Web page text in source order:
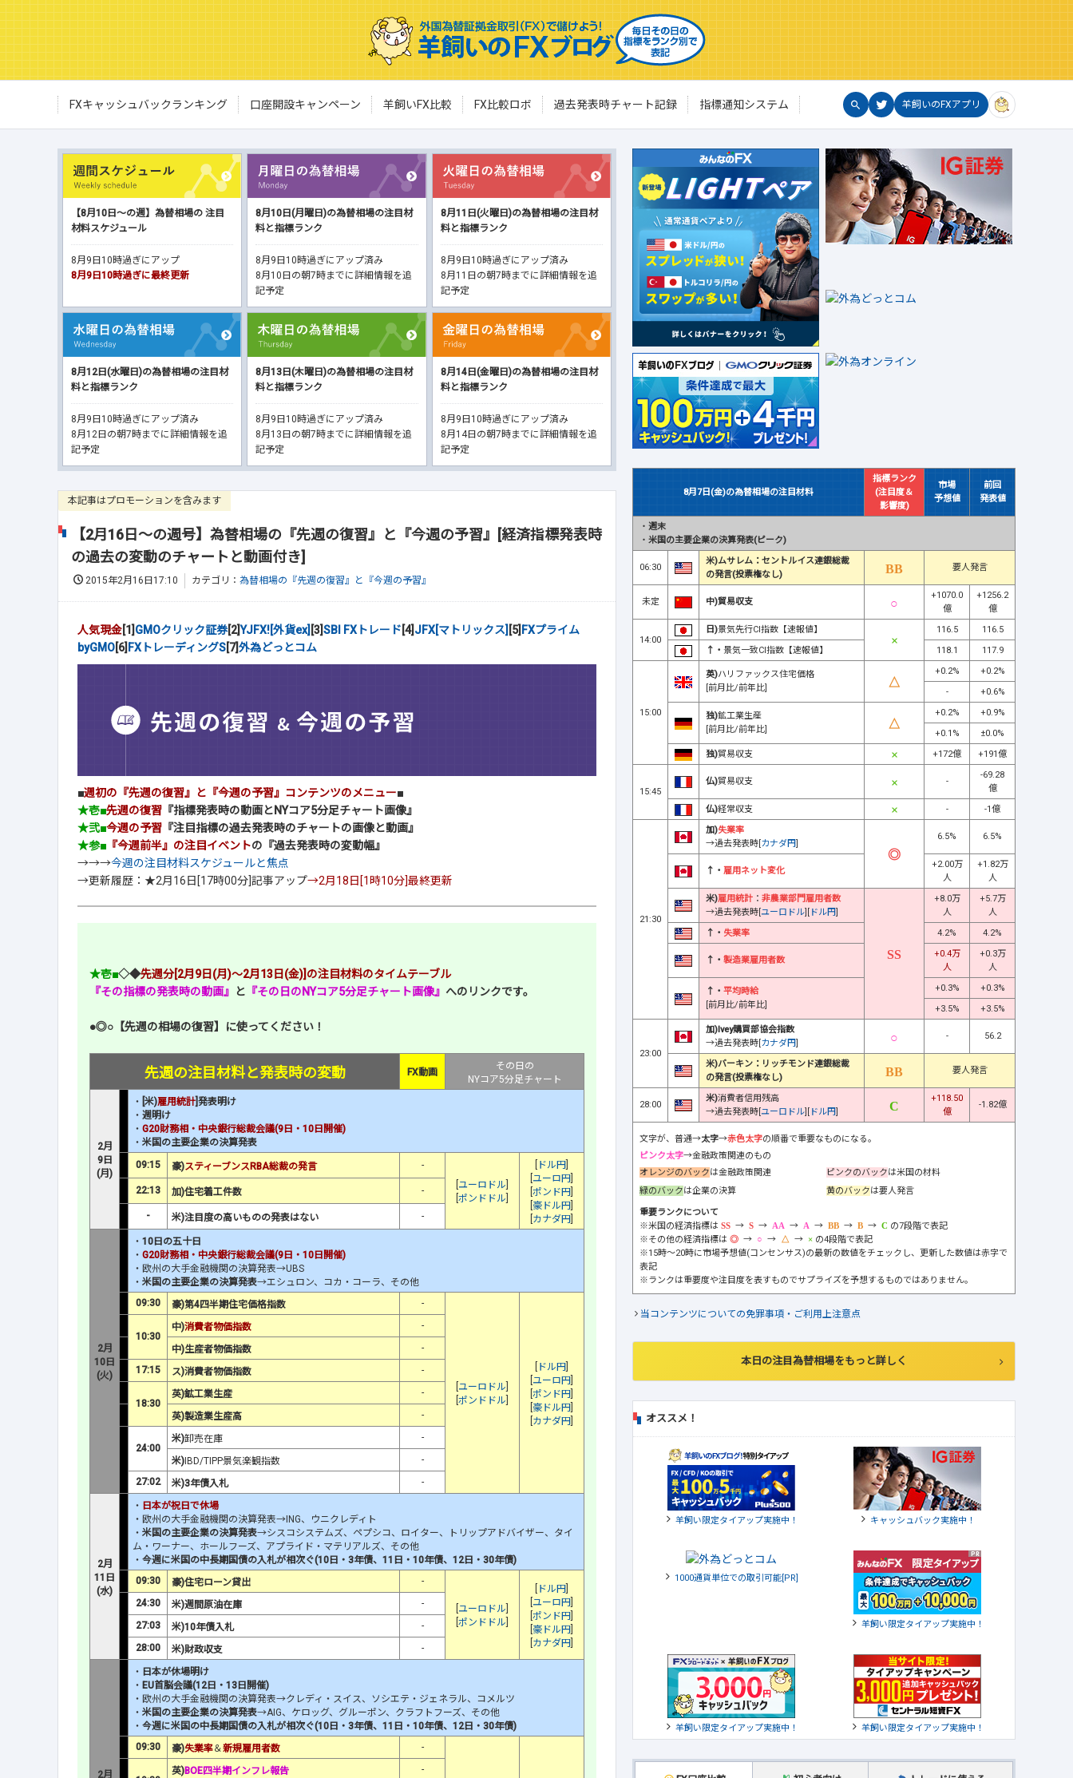
FXキャッシュバックランキング 口座開設キャンペーン 羊飼いFX比較 FX比較ロボ 過去発表時チャート記録 指標通知システム 羊飼いのFXアプリ
【8月10日～の週】為替相場の 注目
材料スケジュール
8月9日10時過ぎにアップ
8月9日10時過ぎに最終更新
8月10日(月曜日)の為替相場の注目材
料と指標ランク
8月9日10時過ぎにアップ済み
8月10日の朝7時までに詳細情報を追
記予定
8月11日(火曜日)の為替相場の注目材
料と指標ランク
8月9日10時過ぎにアップ済み
8月11日の朝7時までに詳細情報を追
記予定
8月12日(水曜日)の為替相場の注目材
料と指標ランク
8月9日10時過ぎにアップ済み
8月12日の朝7時までに詳細情報を追
記予定
8月13日(木曜日)の為替相場の注目材
料と指標ランク
8月9日10時過ぎにアップ済み
8月13日の朝7時までに詳細情報を追
記予定
8月14日(金曜日)の為替相場の注目材
料と指標ランク
8月9日10時過ぎにアップ済み
8月14日の朝7時までに詳細情報を追
記予定
本記事はプロモーションを含みます
【2月16日～の週号】為替相場の『先週の復習』と『今週の予習』[経済指標発表時
の過去の変動のチャートと動画付き]
2015年2月16日17:10 カテゴリ： 為替相場の『先週の復習』と『今週の予習』
人気現金[1] GMOクリック証券[2]YJFX![外貨ex] [3]SBI FXトレード [4] JFX[マトリックス] [5] FXプライム
byGMO[6] FXトレーディングS[7]外為どっとコム
■週初の『先週の復習』と『今週の予習』コンテンツのメニュー■
★壱■先週の復習 『指標発表時の動画とNYコア5分足チャート画像』
★弐■今週の予習 『注目指標の過去発表時のチャートの画像と動画』
★参■ 『今週前半』の注目イベントの『過去発表時の変動幅』
→→→今週の注目材料スケジュールと焦点
→更新履歴：★2月16日[17時00分]記事アップ→2月18日[1時10分]最終更新
★壱■◇◆先週分[2月9日(月)～2月13日(金)]の注目材料のタイムテーブル
『その指標の発表時の動画』
と 『その日のNYコア5分足チャート画像』 へのリンクです。
●◎○【先週の相場の復習】に使ってください！
先週の注目材料と発表時の変動 FX動画
その日の
NYコア5分足チャート
2月
9日
(月)
・ [米)雇用統計 ]発表明け
・ 週明け
・ G20財務相・中央銀行総裁会議(9日・10日開催)
・ 米国の主要企業の決算発表
09:15
豪)スティーブンスRBA総裁の発言
-
ユーロドル
ポンドドル
ドル円
ユーロ円
ポンド円
豪ドル円
カナダ円
22:13 加)住宅着工件数 -
- 米)注目度の高いものの発表はない -
2月
10日
(火)
・ 10日の五十日
・ G20財務相・中央銀行総裁会議(9日・10日開催)
・欧州の大手金融機関の決算発表→UBS
・ 米国の主要企業の決算発表→エシュロン、コカ・コーラ、その他
09:30
豪)第4四半期住宅価格指数 -
ユーロドル
ポンドドル
ドル円
ユーロ円
ポンド円
豪ドル円
カナダ円
10:30
中)消費者物価指数 -
中)生産者物価指数
-
17:15
ス)消費者物価指数 -
18:30
英)鉱工業生産 -
英)製造業生産高 -
24:00
米)卸売在庫 -
米) IBD/TIPP景気楽観指数
-
27:02
米)3年債入札 -
2月
11日
(水)
・ 日本が祝日で休場
・欧州の大手金融機関の決算発表→ING、ウニクレディト
・ 米国の主要企業の決算発表→シスコシステムズ、ペプシコ、ロイター、トリップアドバイザー、タイ
ム・ワーナー、ホールフーズ、アプライド・マテリアルズ、その他
・ 今週に米国の中長期国債の入札が相次ぐ(10日・3年債、11日・10年債、12日・30年債)
09:30
豪)住宅ローン貸出 -
ユーロドル
ポンドドル
ドル円
ユーロ円
ポンド円
豪ドル円
カナダ円
24:30 米)週間原油在庫
-
27:03
米)10年債入札
-
28:00
米)財政収支 -
2月
・ 日本が休場明け
・ EU首脳会議(12日・13日開催)
・欧州の大手金融機関の決算発表→クレディ・スイス、ソシエテ・ジェネラル、コメルツ
・ 米国の主要企業の決算発表→AIG、ケロッグ、グルーポン、クラフトフーズ、その他
・ 今週に米国の中長期国債の入札が相次ぐ(10日・3年債、 11日・10年債、12日・30年債)
09:30
豪)失業率＆新規雇用者数 -
英)BOE四半期インフレ報告 -
8月7日(金)の為替相場の注目材料
指標ランク
(注目度＆
影響度)
市場
予想値
前回
発表値
・ 週末
・ 米国の主要企業の決算発表(ピーク)
06:30
米)ムサレム：セントルイス連銀総裁
の発言(投票権なし)
要人発言
未定 中)貿易収支
+1070.0
億
+1256.2
億
14:00
日)景気先行CI指数【速報値】 116.5
116.5
↑・ 景気一致CI指数【速報値】 118.1 117.9
15:00
英)ハリファックス住宅価格
[前月比/前年比]
+0.2%
+0.2%
-
+0.6%
独)鉱工業生産
[前月比/前年比]
+0.2%
+0.9%
+0.1%
±0.0%
独)貿易収支 +172億 +191億
15:45
仏)貿易収支 -
-69.28
億
仏)経常収支 - -1億
21:30
加)失業率
→過去発表時[カナダ円]
6.5% 6.5%
↑・ 雇用ネット変化
+2.00万
人
+1.82万
人
米)雇用統計 ： 非農業部門雇用者数
→過去発表時[ユーロドル][ ドル円]
+8.0万
人
+5.7万
人
↑・ 失業率 4.2% 4.2%
↑・ 製造業雇用者数
+0.4万
人
+0.3万
人
↑・ 平均時給
[前月比/前年比]
+0.3%
+0.3%
+3.5%
+3.5%
23:00
加)Ivey購買部協会指数
→過去発表時[カナダ円]
- 56.2
米)バーキン：リッチモンド連銀総裁
の発言(投票権なし)
要人発言
28:00
米)消費者信用残高
→過去発表時[ユーロドル][ ドル円]
+118.50
億
-1.82億
文字が、普通→太字→赤色太字の順番で重要なものになる。
ピンク太字→金融政策関連のもの
オレンジのバックは金融政策関連 ピンクのバックは米国の材料
緑のバックは企業の決算 黄のバックは要人発言
重要ランクについて
※米国の経済指標は
→ → → → → →
の7段階で表記
※その他の経済指標は
→ → →
の4段階で表記
※15時～20時に市場予想値(コンセンサス)の最新の数値をチェックし、更新した数値は赤字で
表記
※ランクは重要度や注目度を表すものでサプライズを予想するものではありません。
当コンテンツについての免罪事項・ご利用上注意点
本日の注目為替相場をもっと詳しく
オススメ！
羊飼い限定タイアップ実施中！ キャッシュバック実施中！
1000通貨単位での取引可能[PR]
羊飼い限定タイアップ実施中！
羊飼い限定タイアップ実施中！ 羊飼い限定タイアップ実施中！